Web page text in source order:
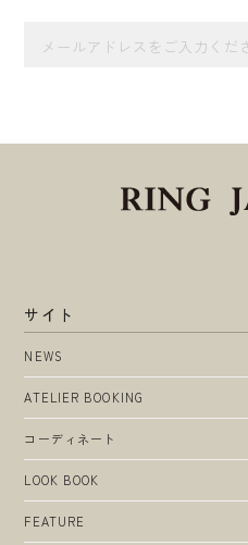
サイト
NEWS
ATELIER BOOKING
コーディネート
LOOK BOOK
FEATURE